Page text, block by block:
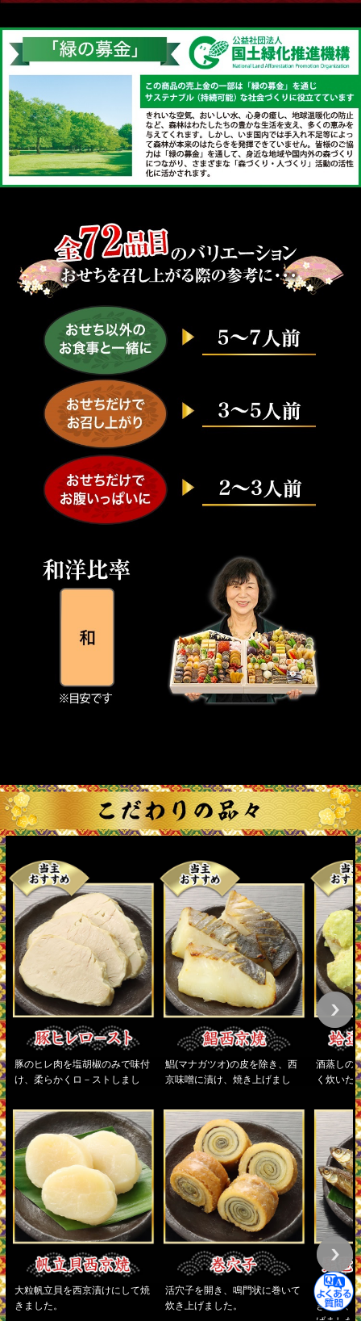
豚のヒレ肉を塩胡椒のみで味付
け、柔らかくロ－ストしまし
大粒帆立貝を西京漬けにして焼
きました。
鯧(マナガツオ)の皮を除き、西
京味噌に漬け、焼き上げまし
活穴子を開き、鳴門状に巻いて
炊き上げました。
酒蒸しの
く炊いた
味噌を乗
た。ハマ
んだ道明
琵琶湖産
きにし、